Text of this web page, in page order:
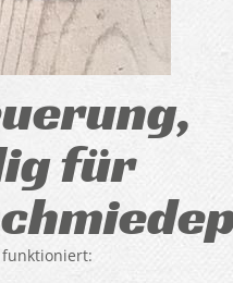
für
funktioniert: